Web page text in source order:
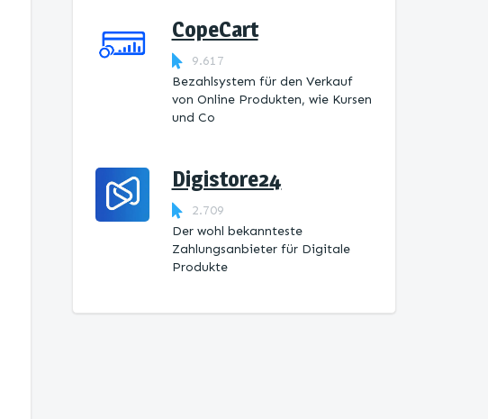
CopeCart
9.617
Bezahlsystem für den Verkauf
von Online Produkten, wie Kursen
und Co
Digistore24
2.709
Der wohl bekannteste
Zahlungsanbieter für Digitale
Produkte